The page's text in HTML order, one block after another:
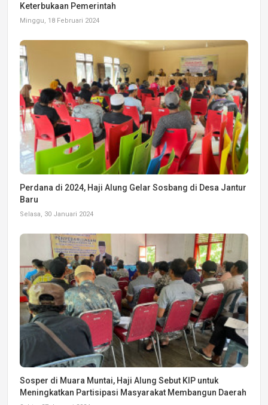
Keterbukaan Pemerintah
Minggu, 18 Februari 2024
Perdana di 2024, Haji Alung Gelar Sosbang di Desa Jantur
Baru
Selasa, 30 Januari 2024
Sosper di Muara Muntai, Haji Alung Sebut KIP untuk
Meningkatkan Partisipasi Masyarakat Membangun Daerah